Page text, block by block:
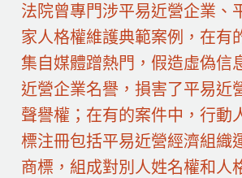
法院曾專門涉平易近營企業、
家人格權維護典範案例，在有
集自媒體蹭熱門，假造虛偽信
近營企業名譽，損害了平易近
聲譽權；在有的案件中，行動
標注冊包括平易近營經濟組織
商標，組成對別人姓名權和人